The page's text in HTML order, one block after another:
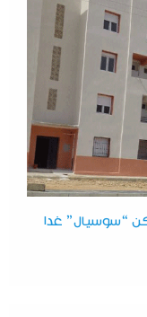
للمستفيدين من 20 سكن “سوسيال” غدا